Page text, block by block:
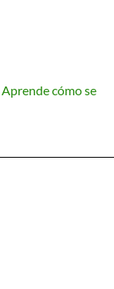
Aprende cómo se